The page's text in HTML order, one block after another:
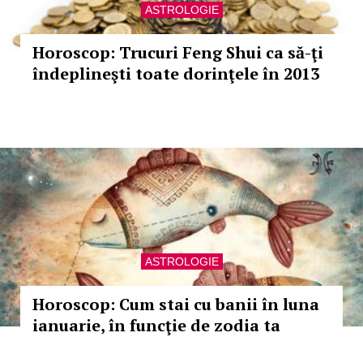
ASTROLOGIE
Horoscop: Trucuri Feng Shui ca să-ţi
îndeplineşti toate dorinţele în 2013
ASTROLOGIE
Horoscop: Cum stai cu banii în luna
ianuarie, în funcţie de zodia ta